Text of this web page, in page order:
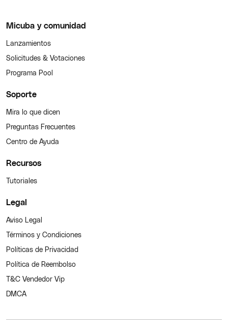
Micuba y comunidad
Lanzamientos
Solicitudes & Votaciones
Programa Pool
Soporte
Mira lo que dicen
Preguntas Frecuentes
Centro de Ayuda
Recursos
Tutoriales
Legal
Aviso Legal
Términos y Condiciones
Políticas de Privacidad
Política de Reembolso
T&C Vendedor Vip
DMCA